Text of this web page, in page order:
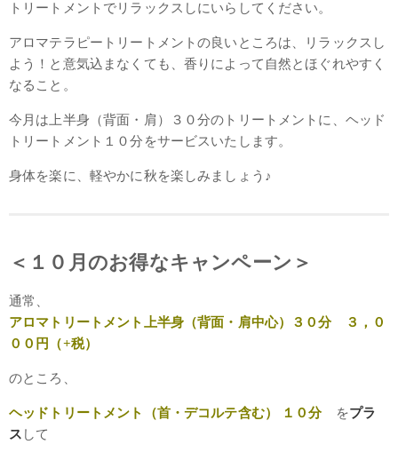
トリートメントでリラックスしにいらしてください。
アロマテラピートリートメントの良いところは、リラックスし
よう！と意気込まなくても、香りによって自然とほぐれやすく
なること。
今月は上半身（背面・肩）３０分のトリートメントに、ヘッド
トリートメント１０分をサービスいたします。
身体を楽に、軽やかに秋を楽しみましょう♪
＜１０月のお得なキャンペーン＞
通常、
アロマトリートメント上半身（背面・肩中心）３０分 ３，０
００円（+税）
のところ、
ヘッドトリートメント（首・デコルテ含む） １０分 をプラ
ス して